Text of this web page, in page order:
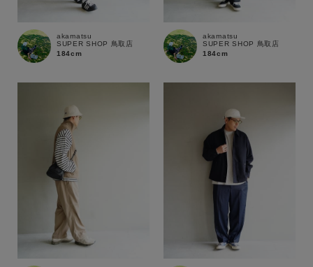
akamatsu
SUPER SHOP 鳥取店
184cm
akamatsu
SUPER SHOP 鳥取店
184cm